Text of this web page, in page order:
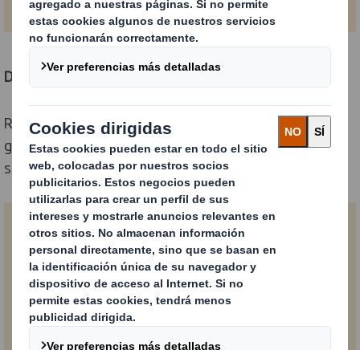
Descarga aquí la guía completa:
Rellena el siguiente formulario para descargar nuestra
guía y saber cómo DS Smith aborda el e-commerce con
soluciones de packaging innovadoras y sostenibles.
Nombre
Apellido